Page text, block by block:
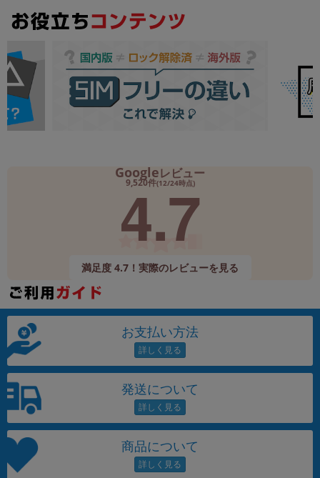
Googleレビュー
9,520件(12/24時点)
4.7
満足度 4.7！実際のレビューを見る
お支払い方法
発送について
商品について